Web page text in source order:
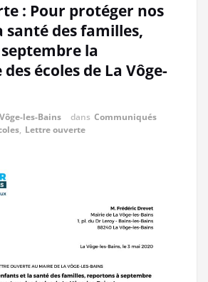
: Pour protéger nos
santé des familles,
la
écoles de La Vôge-
les-Bains dans Communiqués
, Lettre ouverte